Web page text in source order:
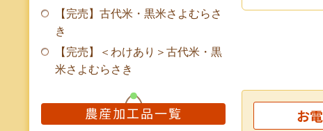
【完売】古代米・黒米さよむらさ
き
【完売】＜わけあり＞古代米・黒
米さよむらさき
農産加工品一覧 お